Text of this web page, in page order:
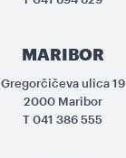
MARIBOR
Gregorčičeva ulica 19
2000 Maribor
T 041 386 555